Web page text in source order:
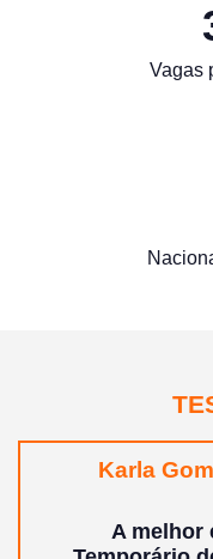
Vagas
Karla
A melhor